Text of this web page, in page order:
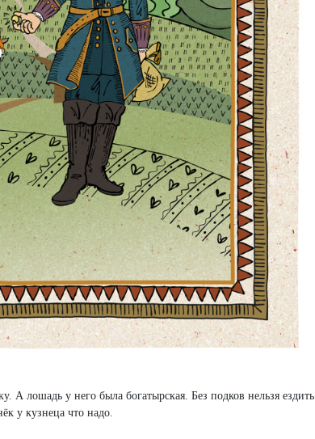
А лошадь у него была богатырская. Без подков нельзя ездить.
у кузнеца что надо.